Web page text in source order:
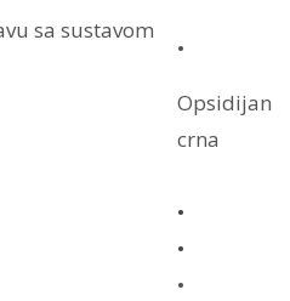
sa sustavom
•
Opsidijan
crna
•
•
•